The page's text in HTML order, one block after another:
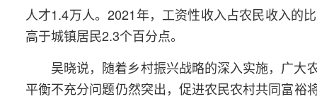
人才1.4万人。2021年，工资性收入占农民收入的
高于城镇居民2.3个百分点。
吴晓说，随着乡村振兴战略的深入实施，广大
平衡不充分问题仍然突出，促进农民农村共同富